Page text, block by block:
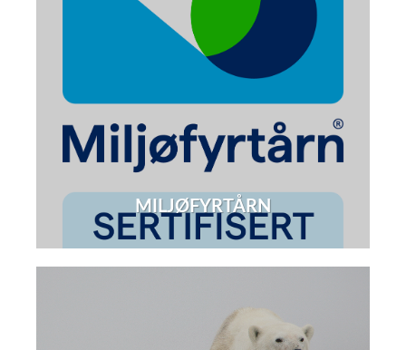
MILJØFYRTÅRN